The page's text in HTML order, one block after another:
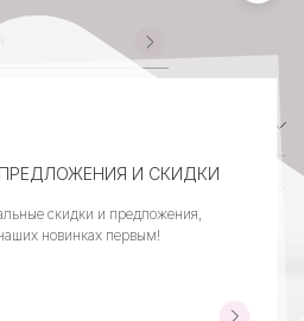
И СКИДКИ
скидки и предложения,
новинках первым!